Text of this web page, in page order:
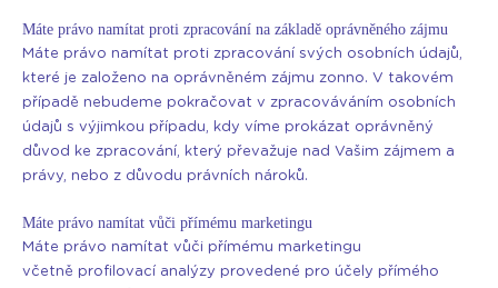
Máte právo namítat proti zpracování na základě oprávněného zájmu
Máte právo namítat proti zpracování svých osobních údajů,
které je založeno na oprávněném zájmu zonno. V takovém
případě nebudeme pokračovat v zpracováváním osobních
údajů s výjimkou případu, kdy víme prokázat oprávněný
důvod ke zpracování, který převažuje nad Vašim zájmem a
právy, nebo z důvodu právních nároků.
Máte právo namítat vůči přímému marketingu
Máte právo namítat vůči přímému marketingu
včetně profilovací analýzy provedené pro účely přímého